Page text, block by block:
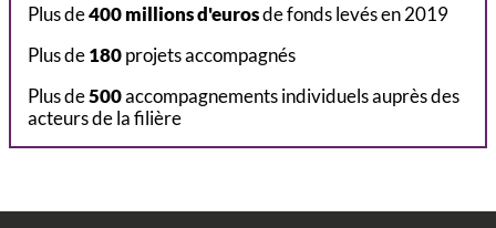
Plus de400 millions d'eurosde fonds levés en 2019
Plus de180projets accompagnés
Plus de500accompagnements individuels auprès des
acteurs de la filière